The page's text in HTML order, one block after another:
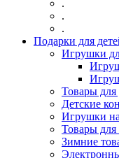
.
.
.
Подарки для
Игрушки
Товары для
Детские
Игрушки
Товары для
Зимние